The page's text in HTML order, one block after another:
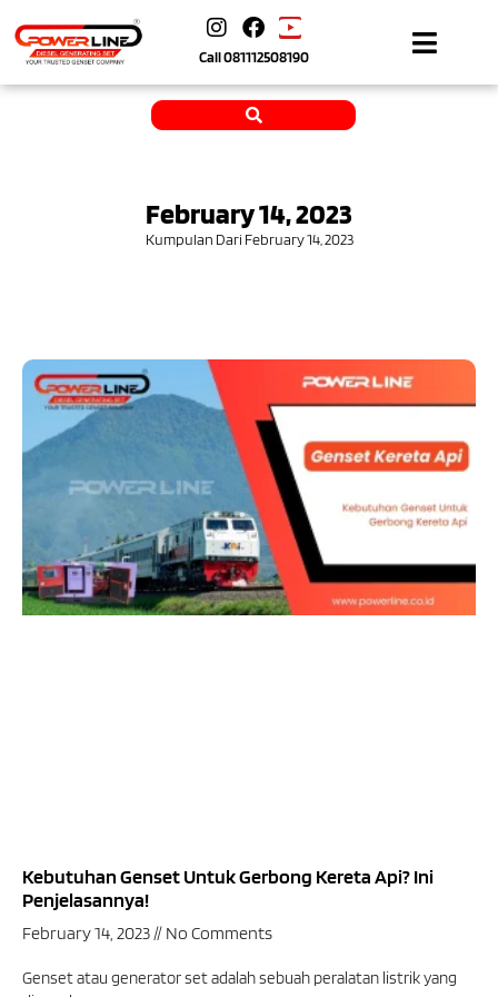
Call081112508190
February 14, 2023
Kumpulan Dari February 14, 2023
Kebutuhan Genset Untuk Gerbong Kereta Api? Ini
Penjelasannya!
February 14, 2023 No Comments
Genset atau generator set adalah sebuah peralatan listrik yang